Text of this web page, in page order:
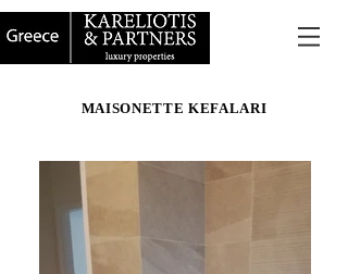
MAISONETTE KEFALARI